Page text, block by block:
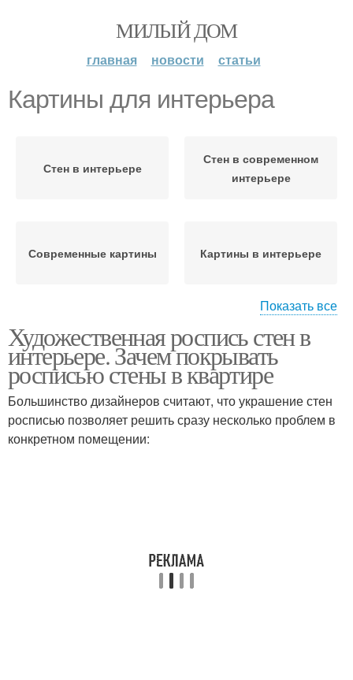
МИЛЫЙ ДОМ
главная новости статьи
Картины для интерьера
Стен в интерьере
Стен в современном
интерьере
Современные картины Картины в интерьере
Цветы в интерьере Картина на стене
Красивые картины Картина из гвоздей
Показать все
Художественная роспись стен в
интерьере. Зачем покрывать
росписью стены в квартире
Большинство дизайнеров считают, что украшение стен
росписью позволяет решить сразу несколько проблем в
конкретном помещении: